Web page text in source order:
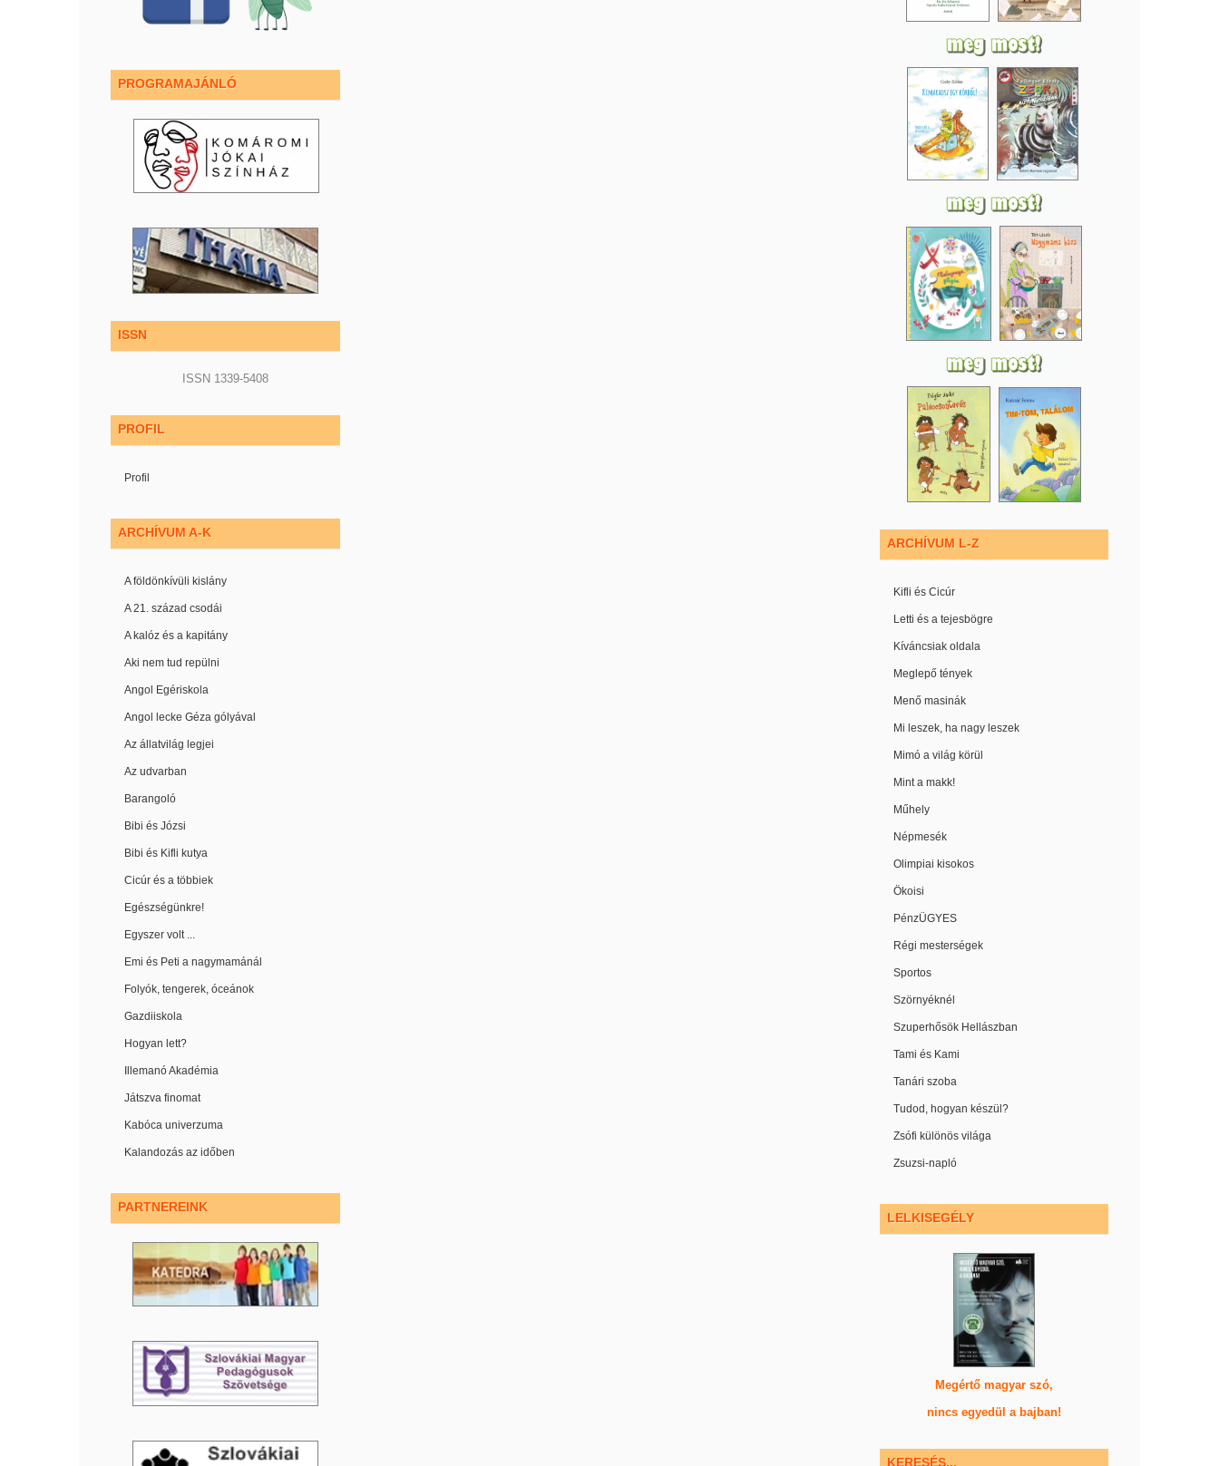
PROGRAMAJÁNLÓ
ISSN
ISSN 1339-5408
PROFIL
Profil
ARCHÍVUM A-K
A földönkívüli kislány
A 21. század csodái
A kalóz és a kapitány
Aki nem tud repülni
Angol Egériskola
Angol lecke Géza gólyával
Az állatvilág legjei
Az udvarban
Barangoló
Bibi és Józsi
Bibi és Kifli kutya
Cicúr és a többiek
Egészségünkre!
Egyszer volt ...
Emi és Peti a nagymamánál
Folyók, tengerek, óceánok
Gazdiiskola
Hogyan lett?
Illemanó Akadémia
Játszva finomat
Kabóca univerzuma
Kalandozás az időben
PARTNEREINK
ARCHÍVUM L-Z
Kifli és Cicúr
Letti és a tejesbögre
Kíváncsiak oldala
Meglepő tények
Menő masinák
Mi leszek, ha nagy leszek
Mimó a világ körül
Mint a makk!
Műhely
Népmesék
Olimpiai kisokos
Ökoisi
PénzÜGYES
Régi mesterségek
Sportos
Szörnyéknél
Szuperhősök Hellászban
Tami és Kami
Tanári szoba
Tudod, hogyan készül?
Zsófi különös világa
Zsuzsi-napló
LELKISEGÉLY
Megértő magyar szó,
nincs egyedül a bajban!
KERESÉS...